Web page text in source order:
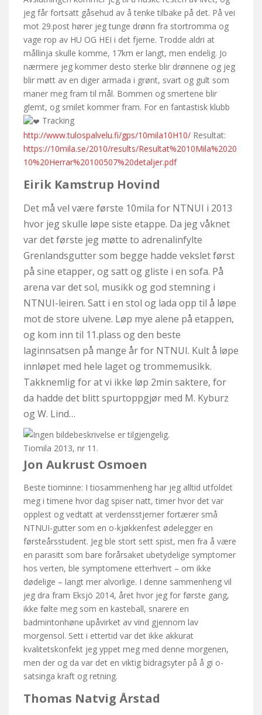
jeg får fortsatt gåsehud av å tenke tilbake på det. På vei
mot 29.post hører jeg tunge drønn fra stortromma og
vage rop av HU OG HEI i det fjerne. Trodde aldri at
mållinja skulle komme, 17km er langt, men endelig. Jo
nærmere jeg kommer desto sterke blir drønnene og jeg
blir møtt av en diger armada i grønt, svart og gult som
maner meg fram til mål. Bommen og smertene blir
glemt, og smilet kommer fram. For en fantastisk klubb
Tracking
http://www.tulospalvelu.fi/gps/10mila10H10/ Resultat:
https://10mila.se/2010/results/Resultat%2010Mila%2020
10%20Herrar%20100507%20detaljer.pdf
Eirik Kamstrup Hovind
Det må vel være første 10mila for NTNUI i 2013
hvor jeg skulle løpe siste etappe. Da jeg våknet
var det første jeg møtte to adrenalinfylte
Grenlandsgutter som begge hadde vekslet først
på sine etapper, og satt og gliste i en sofa. På
arena var det sol, musikk og god stemning i
NTNUI-leiren. Satt i en stol og lada opp til å løpe
mot de store ulvene. Løp mye alene på etappen,
og kom inn til 11.plass og den beste
laginnsatsen på mange år for NTNUI. Kult å løpe
innløpet med hele laget og trommemusikk.
Takknemlig for at vi ikke løp 2min saktere, for
da hadde det blitt spurtoppgjør med M. Kyburz
og W. Lind…
Tiomila 2013, nr 11.
Jon Aukrust Osmoen
Beste tiominne: I tiosammenheng har jeg alltid utfoldet
meg i timene hvor dag spiser natt, timer hvor det var
opplest og vedtatt at verdensstjerner fortærer små
NTNUI-gutter som en o-kjøkkenfest ødelegger en
førsteårsstudent. Jeg ble stort sett spist, men fra å være
en parasitt som bare forårsaket ubetydelige symptomer
hos verten, ble symptomene etterhvert – om ikke
dødelige – langt mer alvorlige. I denne sammenheng vil
jeg dra fram Eksjö 2014, året hvor jeg for første gang,
ikke følte meg som en kasteball, snarere en
badmintonhøne upåvirket av vind gjennom lav
morgensol. Sett i ettertid var det ikke akkurat
kvalitetskonfekt jeg yppet meg med denne morgenen,
men der og da var det en viktig bidragsyter på å gi o-
satsinga kraft og retning.
Thomas Natvig Årstad